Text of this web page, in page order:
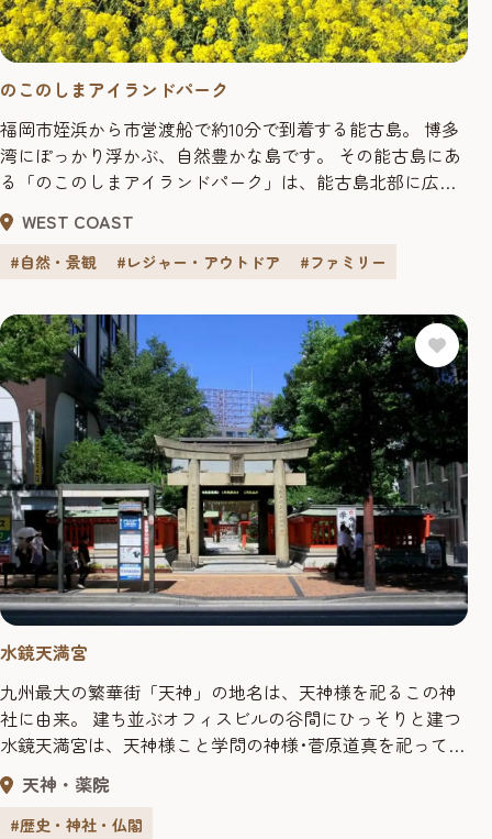
のこのしまアイランドパーク
福岡市姪浜から市営渡船で約10分で到着する能古島。 博多
湾にぽっかり浮かぶ、自然豊かな島です。 その能古島にあ
る「のこのしまアイランドパーク」は、能古島北部に広が
る約15万平方メートルの自然公園です。 桜、菜の花、コス
モスなど、一年を通じて季節の花々が咲き誇ります。 特
に、菜の花とコスモスは有名！ 眼下に広がる博多湾の青さ
WEST COAST
#自然・景観 #レジャー・アウトドア #ファミリー
水鏡天満宮
九州最大の繁華街「天神」の地名は、天神様を祀るこの神
社に由来。 建ち並ぶオフィスビルの谷間にひっそりと建つ
水鏡天満宮は、天神様こと学問の神様･菅原道真を祀ってい
る。大宰府に左遷された菅原道真が、憔悴した自分の姿を
川面に映したことからこの名がついたと言われている。当
初は今泉にあったものを、江戸時代初期に初代福岡藩主･黒
天神・薬院
#歴史・神社・仏閣